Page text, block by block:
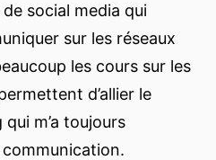
social media qui
sur les réseaux
les cours sur les
d’allier le
m’a toujours